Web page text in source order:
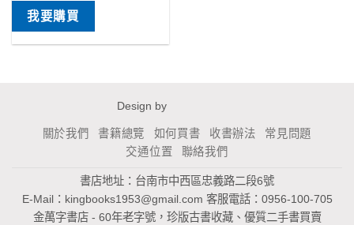
我要購買
Design by
關於我們 書籍總覽 如何買書 收書辦法
常見問題
交通位置
聯絡我們
書店地址：台南市中西區忠義路二段6號
E-Mail： kingbooks1953@gmail.com 客服電話：0956-100-705
金萬字書店 - 60年老字號，珍版古書收藏、優質二手書買賣